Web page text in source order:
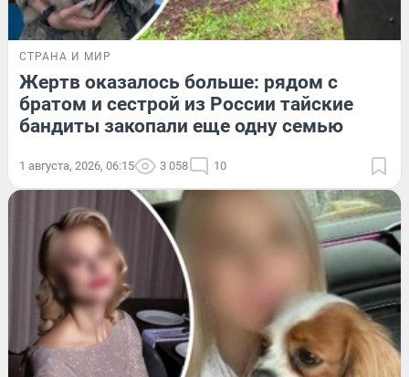
СТРАНА И МИР
Жертв оказалось больше: рядом с
братом и сестрой из России тайские
бандиты закопали еще одну семью
1 августа, 2026, 06:15 3 058 10